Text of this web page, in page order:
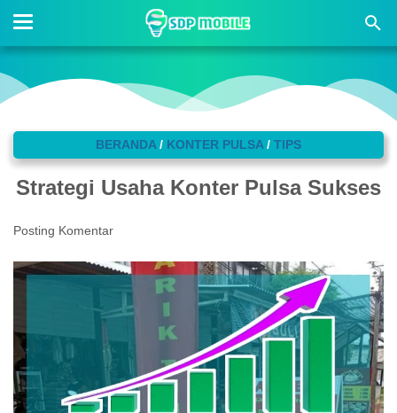
BERANDA / KONTER PULSA / TIPS
Strategi Usaha Konter Pulsa Sukses
Posting Komentar